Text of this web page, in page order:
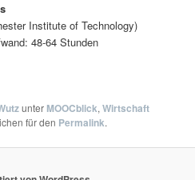
Institute of Technology)
48-64 Stunden
unter MOOCblick,Wirtschaft
für den Permalink.